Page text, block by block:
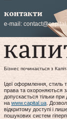
контакти
e-mail:
Бізнес починається з
Ідеї оформлення, стиль
права та охороняються
допускається тільки
на www.capital.ua .
відкритому доступі і
пошукових систем